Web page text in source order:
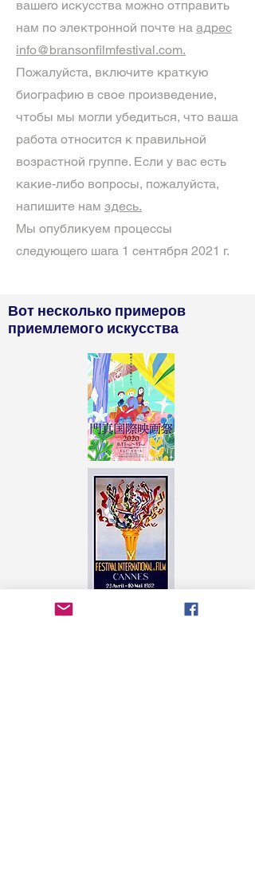
вашего искусства можно отправить
нам по электронной почте на адрес
info@bransonfilmfestival.com.
Пожалуйста, включите краткую
биографию в свое произведение,
чтобы мы могли убедиться, что ваша
работа относится к правильной
возрастной группе. Если у вас есть
какие-либо вопросы, пожалуйста,
напишите нам здесь.
Мы опубликуем процессы
следующего шага 1 сентября 2021 г.
Вот несколько примеров
приемлемого искусства